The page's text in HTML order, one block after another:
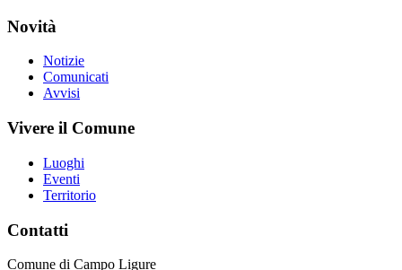
Novità
Notizie
Comunicati
Avvisi
Vivere il Comune
Luoghi
Eventi
Territorio
Contatti
Comune di Campo Ligure